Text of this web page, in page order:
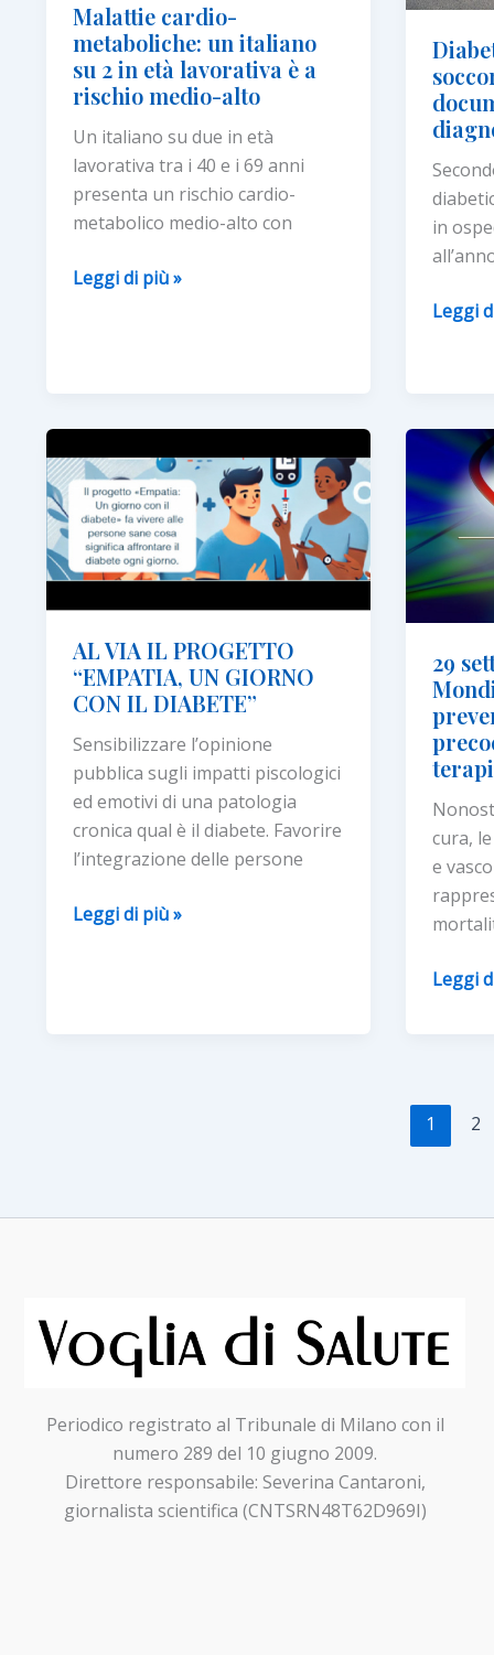
Malattie cardio-
metaboliche: un italiano
su 2 in età lavorativa è a
rischio medio-alto
Un italiano su due in età
lavorativa tra i 40 e i 69 anni
presenta un rischio cardio-
metabolico medio-alto con
Malattie
in
età
lavorativa
medio-
alto
Leggi di più »
in
un
per
la
e
la
terapia
Leggi
AL VIA IL PROGETTO
“EMPATIA, UN GIORNO
CON IL DIABETE”
Sensibilizzare l’opinione
pubblica sugli impatti piscologici
ed emotivi di una patologia
cronica qual è il diabete. Favorire
l’integrazione delle persone
AL
Leggi di più »
29
cura,
e
29
Cuore
2024:
terapie
Leggi
1 2
Periodico registrato al Tribunale di Milano con il
numero 289 del 10 giugno 2009.
Direttore responsabile: Severina Cantaroni,
giornalista scientifica (CNTSRN48T62D969I)